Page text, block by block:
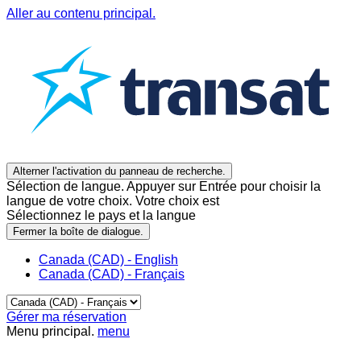
Aller au contenu principal.
Alterner l'activation du panneau de recherche.
Sélection de langue. Appuyer sur Entrée pour choisir la
langue de votre choix. Votre choix est
Sélectionnez le pays et la langue
Fermer la boîte de dialogue.
Canada (CAD) - English
Canada (CAD) - Français
Gérer ma réservation
Menu principal. menu